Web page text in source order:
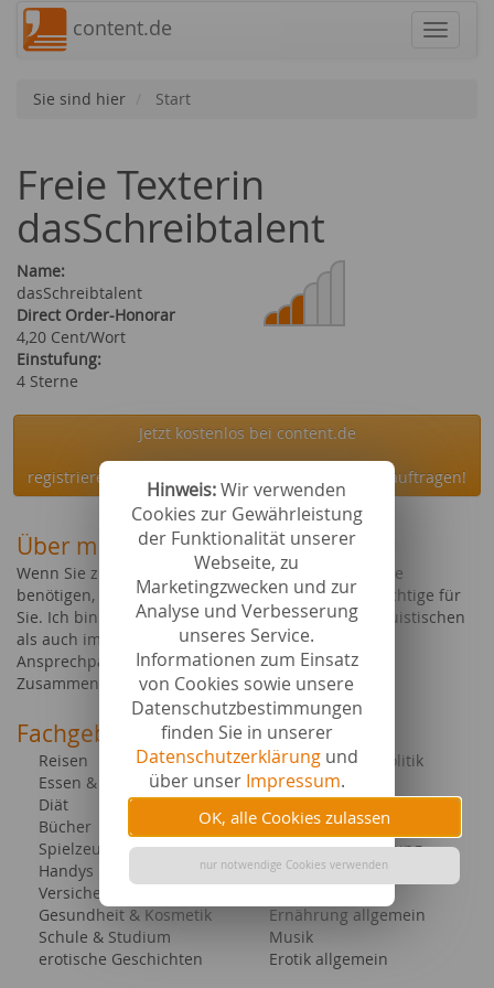
Hinweis:Wir verwenden
Cookies zur Gewährleistung
der Funktionalität unserer
Webseite, zu
Marketingzwecken und zur
Analyse und Verbesserung
unseres Service.
Informationen zum Einsatz
von Cookies sowie unsere
Datenschutzbestimmungen
finden Sie in unserer
Datenschutzerklärungund
über unser Impressum.
OK, alle Cookies zulassen
nur notwendige Cookies verwenden
content.de
Sie sind hier Start
Freie Texterin
dasSchreibtalent
Name:
dasSchreibtalent
Direct Order-Honorar
4,20 Cent/Wort
Einstufung:
4 Sterne
Jetzt kostenlos bei content.de
registrieren und die Autorin dasSchreibtalent beauftragen!
Über mich
Wenn Sie zuverlässig und schnell hochwertige Texte
benötigen, die Ihre Leser begeistern, bin ich die Richtige für
Sie. Ich bin sowohl im geisteswissenschaftlich-linguistischen
als auch im alltagsthematischen Bereich Ihre
Ansprechpartnerin. Ich freue mich auf unsere
Zusammenarbeit!
Fachgebiete bei content.de
Reisen
Essen & Trinken
Diät
Bücher
Spielzeug
Handys
Versicherungen
Gesundheit & Kosmetik
Schule & Studium
erotische Geschichten
Gesellschaft & Politik
Familie & Kind
Tarife
Geisteswissenschaften
Nahrungsergänzung
Events allgemein
Ernährung allgemein
Musik
Erotik allgemein